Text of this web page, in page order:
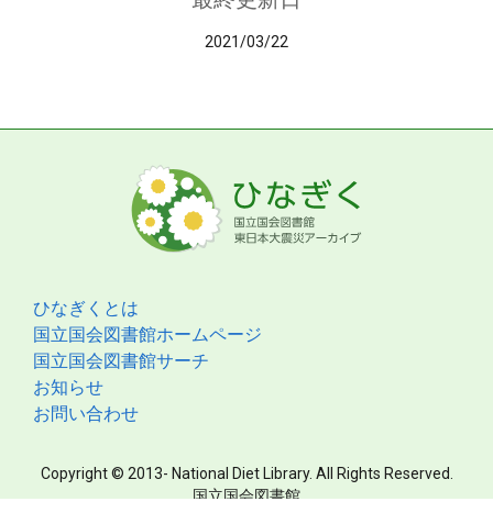
2021/03/22
ひなぎくとは
国立国会図書館ホームページ
国立国会図書館サーチ
お知らせ
お問い合わせ
Copyright © 2013- National Diet Library. All Rights Reserved.